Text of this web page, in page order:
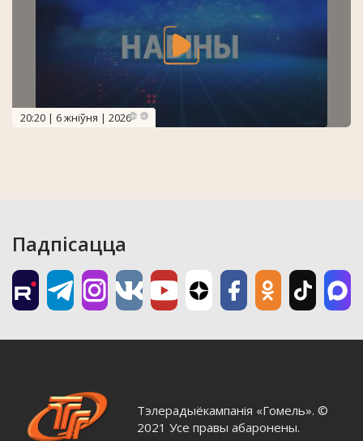
20:20 | 6 жніўня | 2026
Падпісацца
Тэлерадыёкампанія «Гомель». ©
2021 Усе правы абаронены.